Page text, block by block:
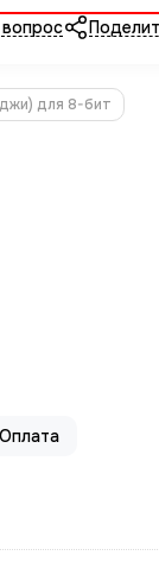
для 8-бит
Оплата